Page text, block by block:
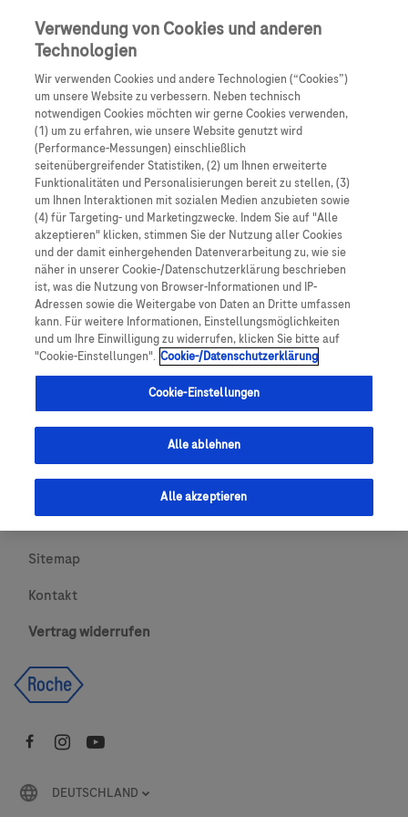
Skip to main content 0
Produkte Artikel
Es tut uns leid, aber es gibt keine Ergebnisse für:
Über Roche
Impressum
Rechtliche Hinweise
Datenschutz
Cookie-Einstellungen
Urheberrecht
Newsletter abonnieren
Sitemap
Kontakt
Vertrag widerrufen
DEUTSCHLAND
Verwendung von Cookies und anderen
Technologien
Wir verwenden Cookies und andere Technologien (“Cookies”)
um unsere Website zu verbessern. Neben technisch
notwendigen Cookies möchten wir gerne Cookies verwenden,
(1) um zu erfahren, wie unsere Website genutzt wird
(Performance-Messungen) einschließlich
seitenübergreifender Statistiken, (2) um Ihnen erweiterte
Funktionalitäten und Personalisierungen bereit zu stellen, (3)
um Ihnen Interaktionen mit sozialen Medien anzubieten sowie
(4) für Targeting- und Marketingzwecke. Indem Sie auf "Alle
akzeptieren" klicken, stimmen Sie der Nutzung aller Cookies
und der damit einhergehenden Datenverarbeitung zu, wie sie
näher in unserer Cookie-/Datenschutzerklärung beschrieben
ist, was die Nutzung von Browser-Informationen und IP-
Adressen sowie die Weitergabe von Daten an Dritte umfassen
kann. Für weitere Informationen, Einstellungsmöglichkeiten
und um Ihre Einwilligung zu widerrufen, klicken Sie bitte auf
"Cookie-Einstellungen". Cookie-/Datenschutzerklärung
Cookie-Einstellungen
Alle ablehnen
Alle akzeptieren